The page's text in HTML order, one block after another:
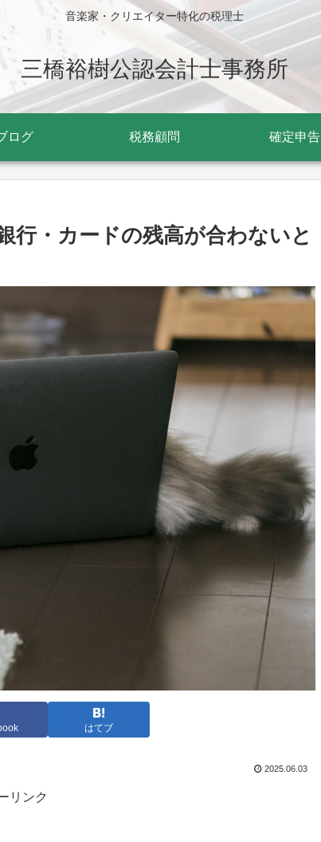
音楽家・クリエイター特化の税理士
三橋裕樹公認会計士事務所
ログ 税務顧問 確定申告
行・カードの残高が合わないと
はてブ
2025.06.03
リンク